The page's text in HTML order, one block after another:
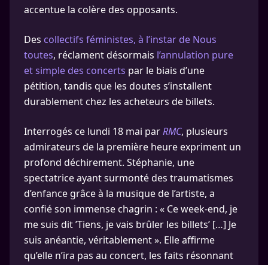
accentue la colère des opposants.
Des collectifs féministes, à l’instar de Nous
toutes, réclament désormais l’annulation pure
et simple des concerts par le biais d’une
pétition, tandis que les doutes s’installent
durablement chez les acheteurs de billets.
Interrogés ce lundi 18 mai parRMC, plusieurs
admirateurs de la première heure expriment un
profond déchirement. Stéphanie, une
spectatrice ayant surmonté des traumatismes
d’enfance grâce à la musique de l’artiste, a
confié son immense chagrin : « Ce week-end, je
me suis dit ’Tiens, je vais brûler les billets’ […] Je
suis anéantie, véritablement ». Elle affirme
qu’elle n’ira pas au concert, les faits résonnant